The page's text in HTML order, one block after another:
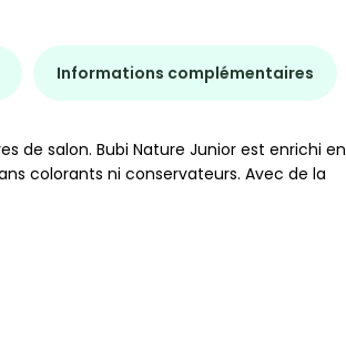
Informations complémentaires
de salon. Bubi Nature Junior est enrichi en
colorants ni conservateurs. Avec de la